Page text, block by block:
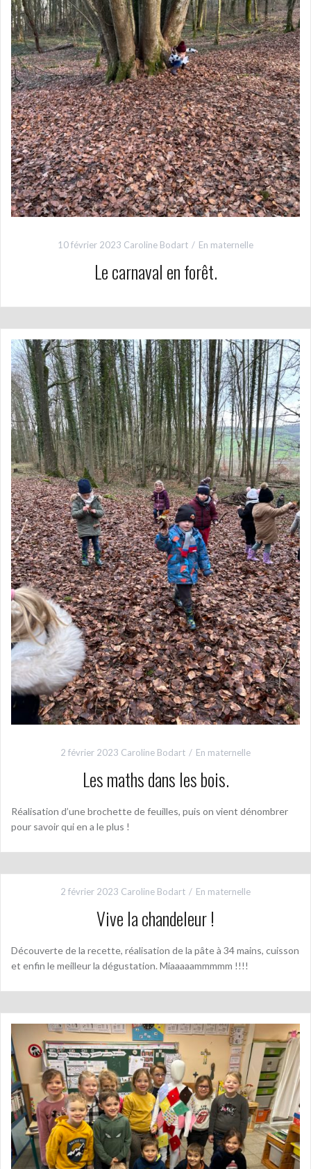
10 février 2023 Caroline Bodart En maternelle
Le carnaval en forêt.
2 février 2023 Caroline Bodart En maternelle
Les maths dans les bois.
Réalisation d’une brochette de feuilles, puis on vient dénombrer
pour savoir qui en a le plus !
2 février 2023 Caroline Bodart En maternelle
Vive la chandeleur !
Découverte de la recette, réalisation de la pâte à 34 mains, cuisson
et enfin le meilleur la dégustation. Miaaaaammmmm !!!!